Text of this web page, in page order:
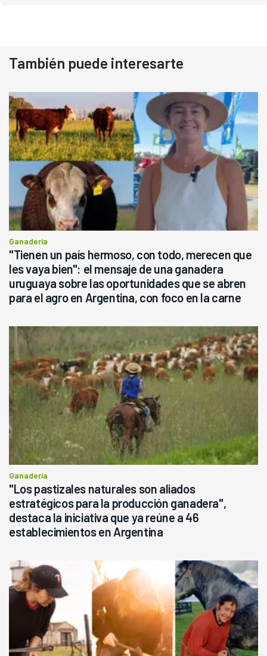
También puede interesarte
Ganadería
"Tienen un país hermoso, con todo, merecen que
les vaya bien": el mensaje de una ganadera
uruguaya sobre las oportunidades que se abren
para el agro en Argentina, con foco en la carne
Ganadería
"Los pastizales naturales son aliados
estratégicos para la producción ganadera",
destaca la iniciativa que ya reúne a 46
establecimientos en Argentina